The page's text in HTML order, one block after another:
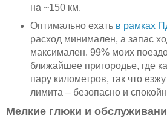
на ~150 км.
Оптимально ехать в рамках
расход минимален, а запас
максимален. 99% моих
ближайшее пригородье, где
пару километров, так что
лимита – безопасно и
Мелкие глюки и